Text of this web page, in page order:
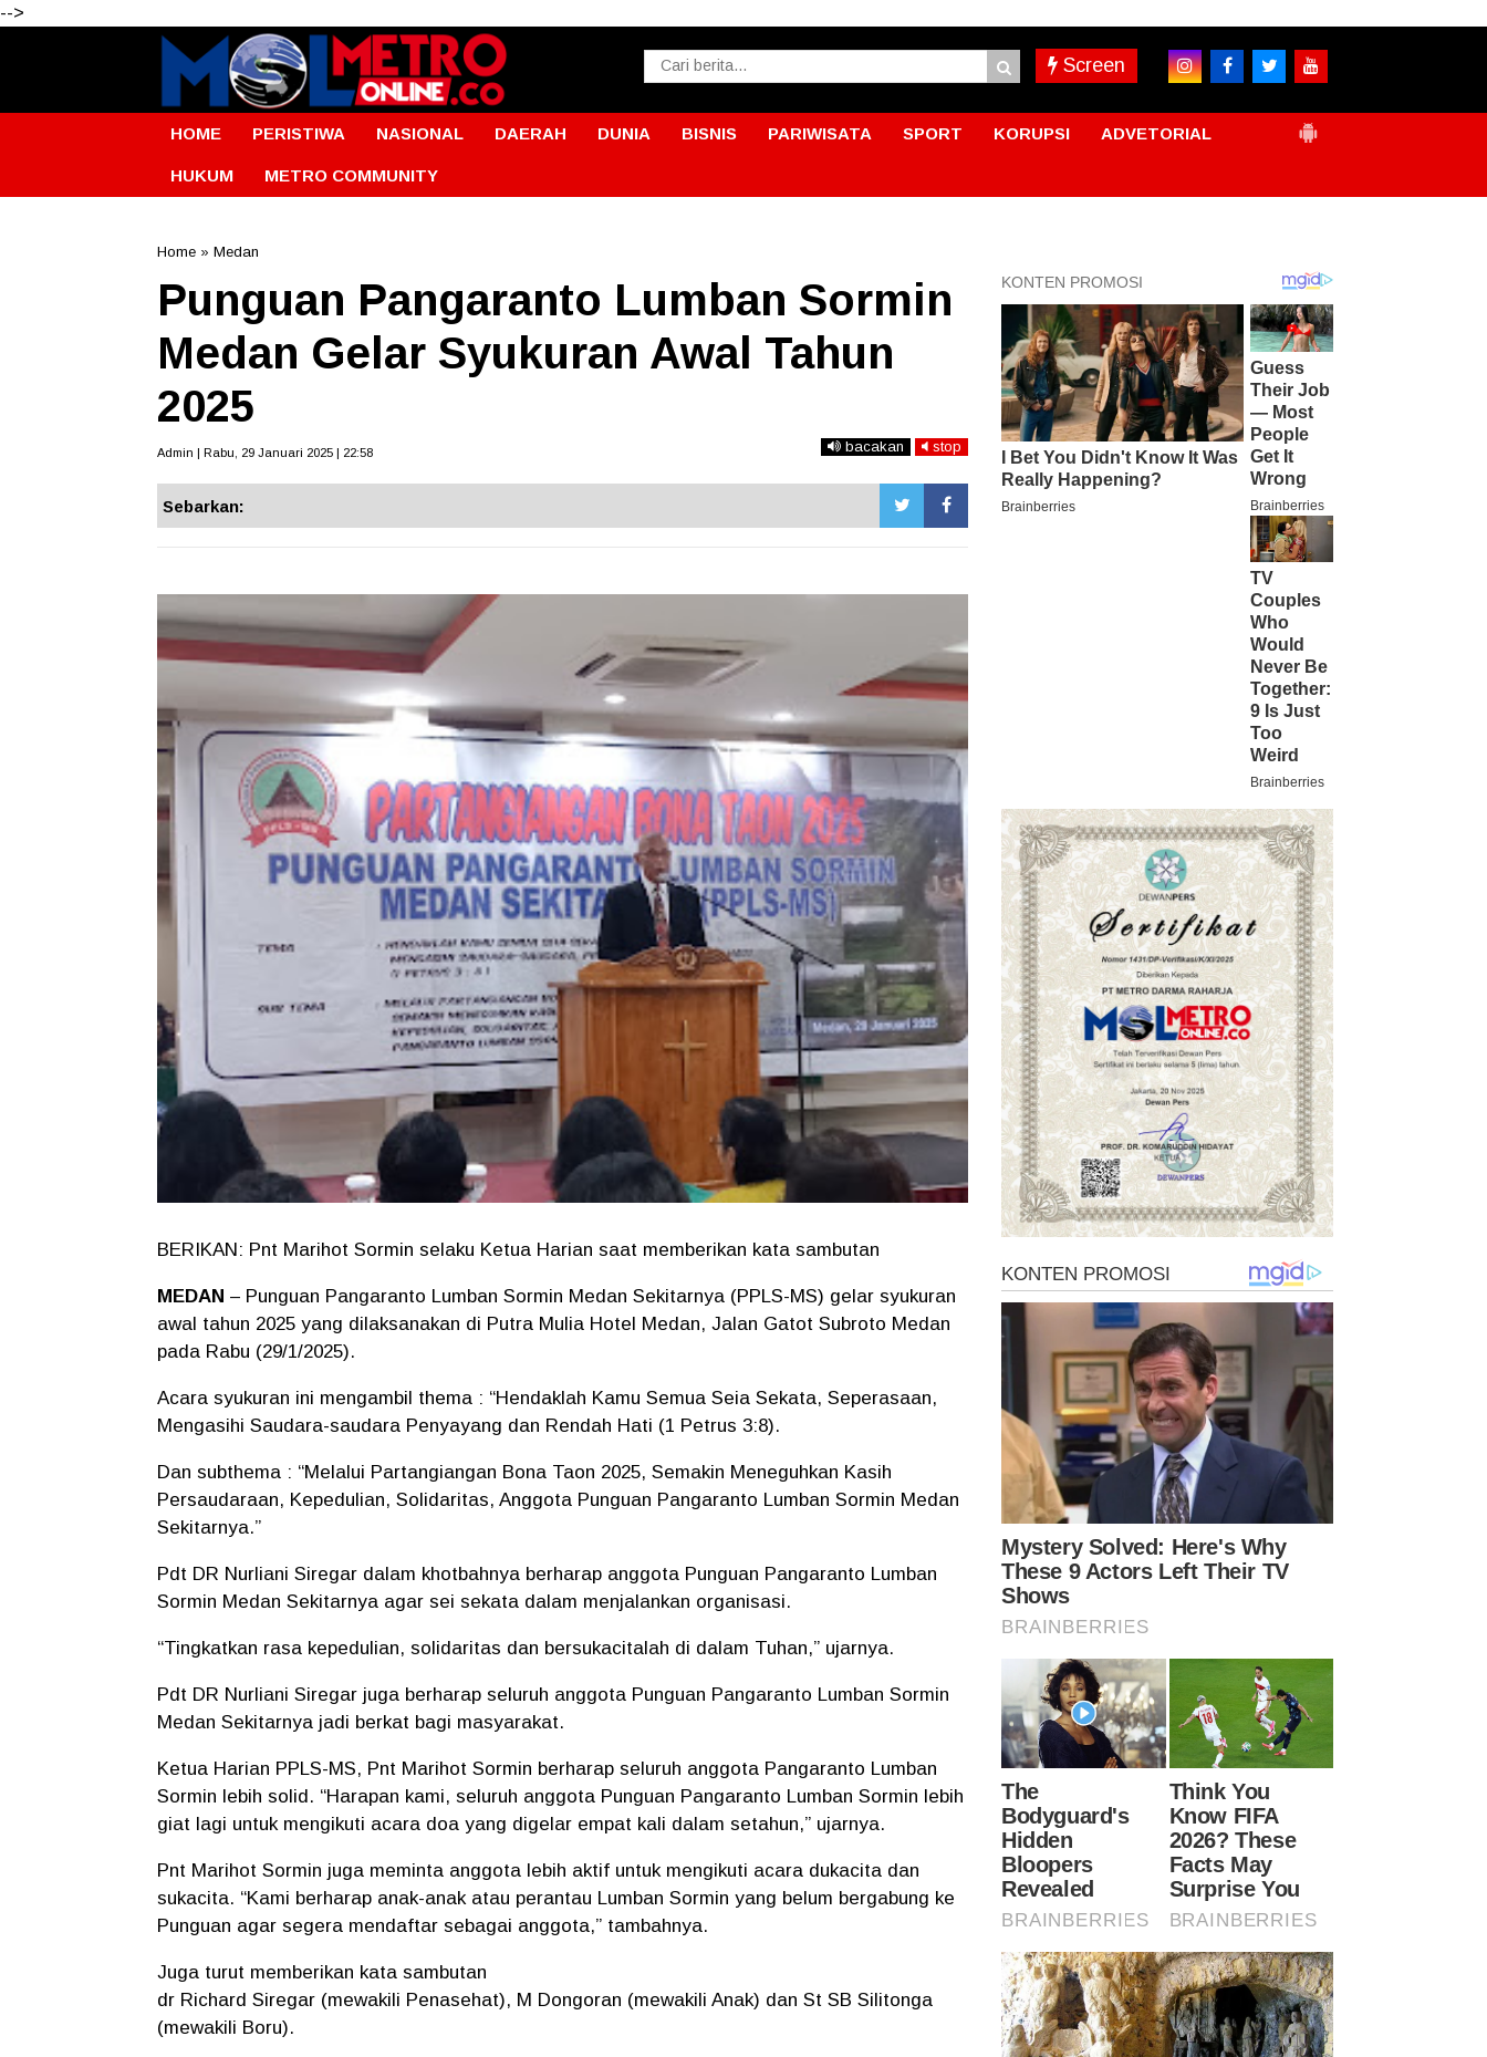
-->
Screen
HOME PERISTIWA NASIONAL DAERAH DUNIA BISNIS PARIWISATA SPORT KORUPSI ADVETORIAL
HUKUM METRO COMMUNITY
Home » Medan
Punguan Pangaranto Lumban Sormin
Medan Gelar Syukuran Awal Tahun
2025
Admin | Rabu, 29 Januari 2025 | 22:58 bacakan stop
Sebarkan:
BERIKAN: Pnt Marihot Sormin selaku Ketua Harian saat memberikan kata sambutan
MEDAN – Punguan Pangaranto Lumban Sormin Medan Sekitarnya (PPLS-MS) gelar syukuran
awal tahun 2025 yang dilaksanakan di Putra Mulia Hotel Medan, Jalan Gatot Subroto Medan
pada Rabu (29/1/2025).
Acara syukuran ini mengambil thema : “Hendaklah Kamu Semua Seia Sekata, Seperasaan,
Mengasihi Saudara-saudara Penyayang dan Rendah Hati (1 Petrus 3:8).
Dan subthema : “Melalui Partangiangan Bona Taon 2025, Semakin Meneguhkan Kasih
Persaudaraan, Kepedulian, Solidaritas, Anggota Punguan Pangaranto Lumban Sormin Medan
Sekitarnya.”
Pdt DR Nurliani Siregar dalam khotbahnya berharap anggota Punguan Pangaranto Lumban
Sormin Medan Sekitarnya agar sei sekata dalam menjalankan organisasi.
“Tingkatkan rasa kepedulian, solidaritas dan bersukacitalah di dalam Tuhan,” ujarnya.
Pdt DR Nurliani Siregar juga berharap seluruh anggota Punguan Pangaranto Lumban Sormin
Medan Sekitarnya jadi berkat bagi masyarakat.
Ketua Harian PPLS-MS, Pnt Marihot Sormin berharap seluruh anggota Pangaranto Lumban
Sormin lebih solid. “Harapan kami, seluruh anggota Punguan Pangaranto Lumban Sormin lebih
giat lagi untuk mengikuti acara doa yang digelar empat kali dalam setahun,” ujarnya.
Pnt Marihot Sormin juga meminta anggota lebih aktif untuk mengikuti acara dukacita dan
sukacita. “Kami berharap anak-anak atau perantau Lumban Sormin yang belum bergabung ke
Punguan agar segera mendaftar sebagai anggota,” tambahnya.
Juga turut memberikan kata sambutan
dr Richard Siregar (mewakili Penasehat), M Dongoran (mewakili Anak) dan St SB Silitonga
(mewakili Boru).